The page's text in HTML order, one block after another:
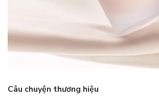
Câu chuyện thương hiệu